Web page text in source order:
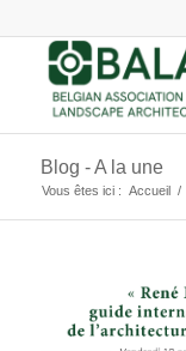
Blog - A la une
Vous êtes ici : Accueil /